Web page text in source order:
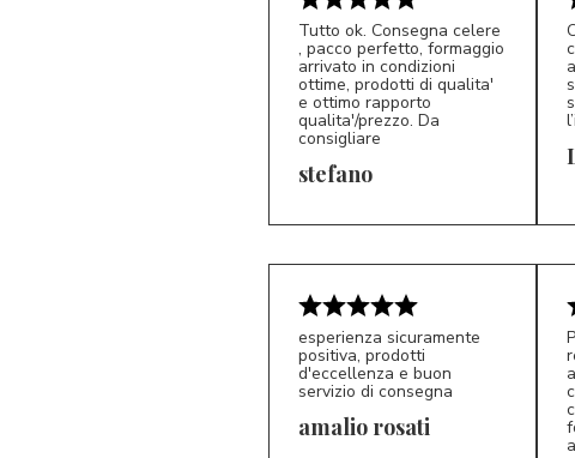
S*
Tutto ok. Consegna celere
, pacco perfetto, formaggio
arrivato in condizioni
ottime, prodotti di qualita'
e ottimo rapporto
qualita'/prezzo. Da
consigliare
stefano LP
esperienza sicuramente
positiva, prodotti
d'eccellenza e buon
servizio di consegna
amalio rosati